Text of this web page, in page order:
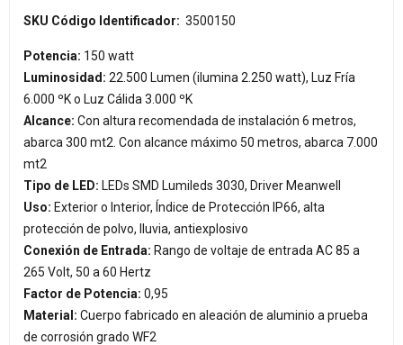
SKU Código Identificador: 3500150
Potencia: 150 watt
Luminosidad: 22.500 Lumen (ilumina 2.250 watt), Luz Fría
6.000 ºK o Luz Cálida 3.000 ºK
Alcance: Con altura recomendada de instalación 6 metros,
abarca 300 mt2. Con alcance máximo 50 metros, abarca 7.000
mt2
Tipo de LED: LEDs SMD Lumileds 3030, Driver Meanwell
Uso: Exterior o Interior, Índice de Protección IP66, alta
protección de polvo, lluvia, antiexplosivo
Conexión de Entrada: Rango de voltaje de entrada AC 85 a
265 Volt, 50 a 60 Hertz
Factor de Potencia: 0,95
Material: Cuerpo fabricado en aleación de aluminio a prueba
de corrosión grado WF2